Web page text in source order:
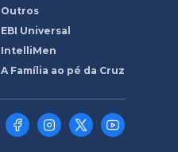
Outros
EBI Universal
IntelliMen
A Família ao pé da Cruz